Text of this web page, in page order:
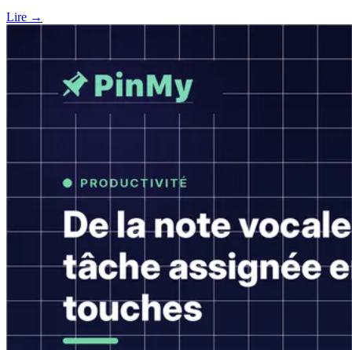
Lire →